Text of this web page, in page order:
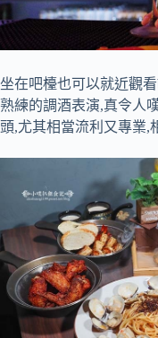
坐在吧檯也可以就近觀看
熟練的調酒表演,真令人
頭,尤其相當流利又專業,